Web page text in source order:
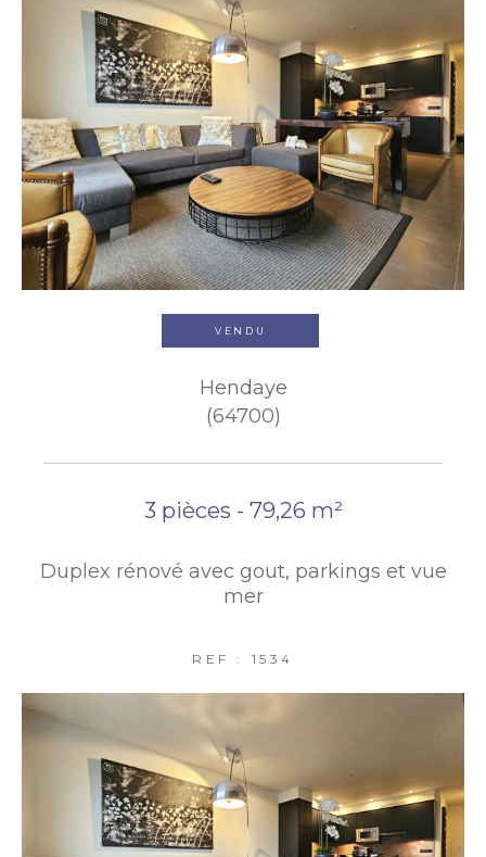
VENDU
Hendaye
(64700)
3 pièces - 79,26 m²
Duplex rénové avec gout, parkings et vue
mer
REF : 1534